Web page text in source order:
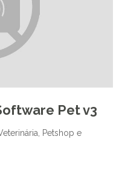
Pet v3
Petshop e